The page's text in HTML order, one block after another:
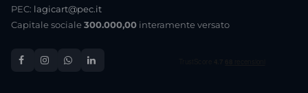
PEC: lagicart@pec.it
Capitale sociale 300.000,00 interamente versato